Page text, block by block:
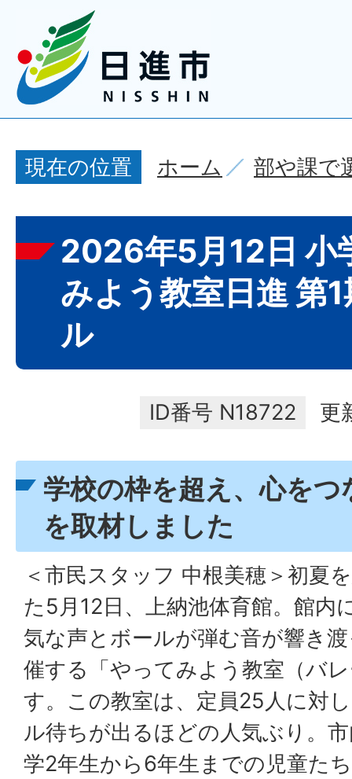
現在の位置 ホーム 部や課で
2026年5月12日 小
みよう教室日進 第
ル
ID番号 N18722 更
学校の枠を超え、心を
を取材しました
＜市民スタッフ 中根美穂＞初夏
た5月12日、上納池体育館。館内
気な声とボールが弾む音が響き
催する「やってみよう教室（バ
す。この教室は、定員25人に対
ル待ちが出るほどの人気ぶり。
学2年生から6年生までの児童た